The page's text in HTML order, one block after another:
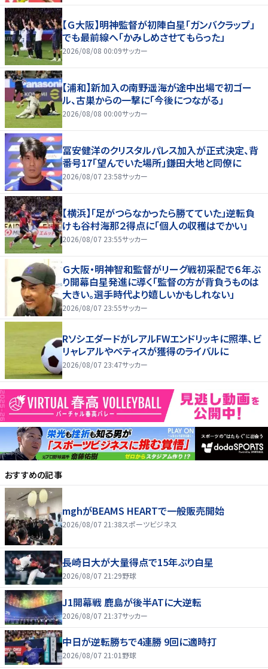
【Ｇ大阪】明神監督が初陣白星「ガンバクラップ」
でも最前線へ「かみしめさせてもらった」
2026/08/08 00:09サッカー
【浦和】新加入の南野遥海が途中出場で初ゴー
ル、古巣からの一撃に「今後につながる」
2026/08/08 00:00サッカー
冨安健洋のクリスタルパレス加入が正式決定、背
番号17「望んでいた場所」鎌田大地と同僚に
2026/08/07 23:58サッカー
【横浜】「足がつらなかったら勝てていた」逆転負
けも谷村海那２得点に「個人の収穫はでかい」
2026/08/07 23:55サッカー
Ｇ大阪・明神智和監督がリーグ戦初采配で６年ぶ
り開幕白星発進に導く「監督の方が背負うものは
大きい。選手時代より嬉しいかもしれない」
2026/08/07 23:55サッカー
RソシエダードがレアルFWエンドリッキに照準、ビ
リャレアルやベティスが獲得のライバルに
2026/08/07 23:47サッカー
おすすめの記事
mghがBEAMS HEARTで一般販売開始
2026/08/07 21:38スポーツビジネス
長崎日大が大量得点で15年ぶり白星
2026/08/07 21:29野球
J1開幕戦 鹿島が後半ATに大逆転
2026/08/07 21:37サッカー
中日が逆転勝ちで4連勝 9回に適時打
2026/08/07 21:01 野球